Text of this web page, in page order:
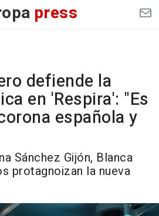
press
defiende la
en 'Respira': "Es
española y
Sánchez Gijón, Blanca
protagnoizan la nueva